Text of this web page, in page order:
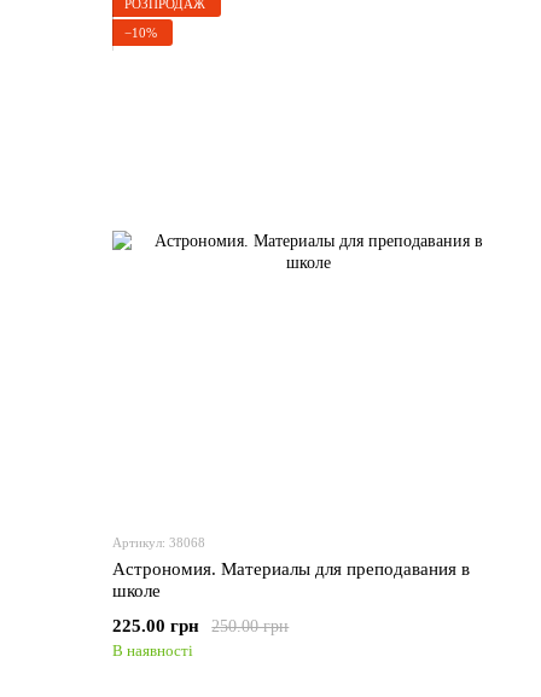
РОЗПРОДАЖ
−10%
Артикул: 38068
Астрономия. Материалы для преподавания в
школе
250.00 грн
225.00 грн
В наявності